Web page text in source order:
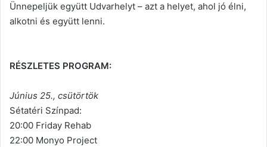
Ünnepeljük együtt Udvarhelyt – azt a helyet, ahol jó élni,
alkotni és együtt lenni.
RÉSZLETES PROGRAM:
Június 25., csütörtök
Sétatéri Színpad:
20:00 Friday Rehab
22:00 Monyo Project